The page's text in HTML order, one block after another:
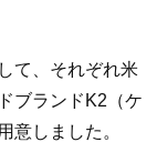
て、それぞれ米
ブランドK2（ケ
意しました。